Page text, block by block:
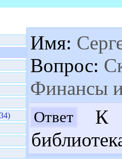
Имя:
Вопрос:
Финансы
Ответ
К